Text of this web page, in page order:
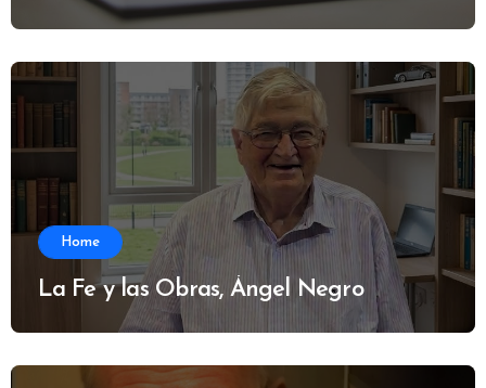
Home
La Fe y las Obras, Ángel Negro